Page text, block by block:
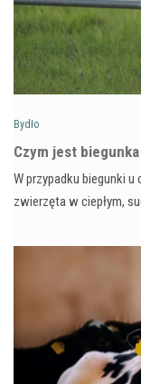
Bydło
Czym jest
W przypadku biegunki
zwierzęta w ciepłym,